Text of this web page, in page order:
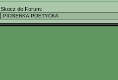
Skocz do Forum: